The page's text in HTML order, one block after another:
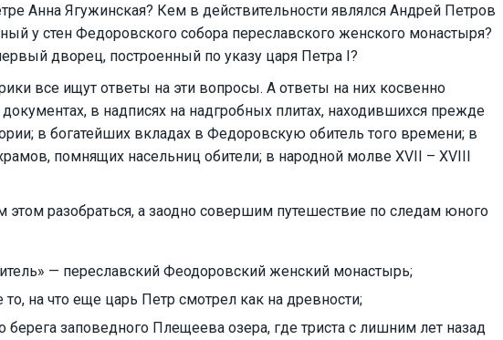
Анна Ягужинская? Кем в действительности являлся Андрей Петров
у стен Федоровского собора переславского женского монастыря?
дворец, построенный по указу царя Петра I?
все ищут ответы на эти вопросы. А ответы на них косвенно
в надписях на надгробных плитах, находившихся прежде
в богатейших вкладах в Федоровскую обитель того времени; в
помнящих насельниц обители; в народной молве ХVII – ХVIII
разобраться, а заодно совершим путешествие по следам юного
— переславский Феодоровский женский монастырь;
на что еще царь Петр смотрел как на древности;
заповедного Плещеева озера, где триста с лишним лет назад